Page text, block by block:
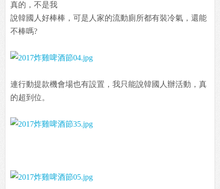
真的，不是我
說韓國人好棒棒，可是人家的流動廁所都有裝冷氣，還能
不棒嗎?
連行動提款機會場也有設置，我只能說韓國人辦活動，真
的超到位。